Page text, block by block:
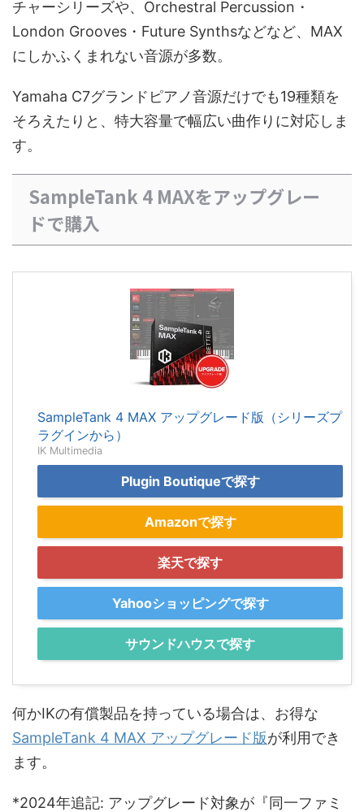
チャーシリーズや、Orchestral Percussion・
London Grooves・Future Synthsなどなど、MAX
にしかふくまれない音源が多数。
Yamaha C7グランドピアノ音源だけでも19種類を
そろえたりと、特大容量で幅広い曲作りに対応しま
す。
SampleTank 4 MAXをアップグレー
ドで購入
SampleTank 4 MAX アップグレード版（シリーズプ
ラグインから）
IK Multimedia
Plugin Boutiqueで探す
Amazonで探す
楽天で探す
Yahooショッピングで探す
サウンドハウスで探す
何かIKの有償製品を持っている場合は、お得な
SampleTank 4 MAX アップグレード版が利用でき
ます。
*2024年追記: アップグレード対象が『同一ファミ